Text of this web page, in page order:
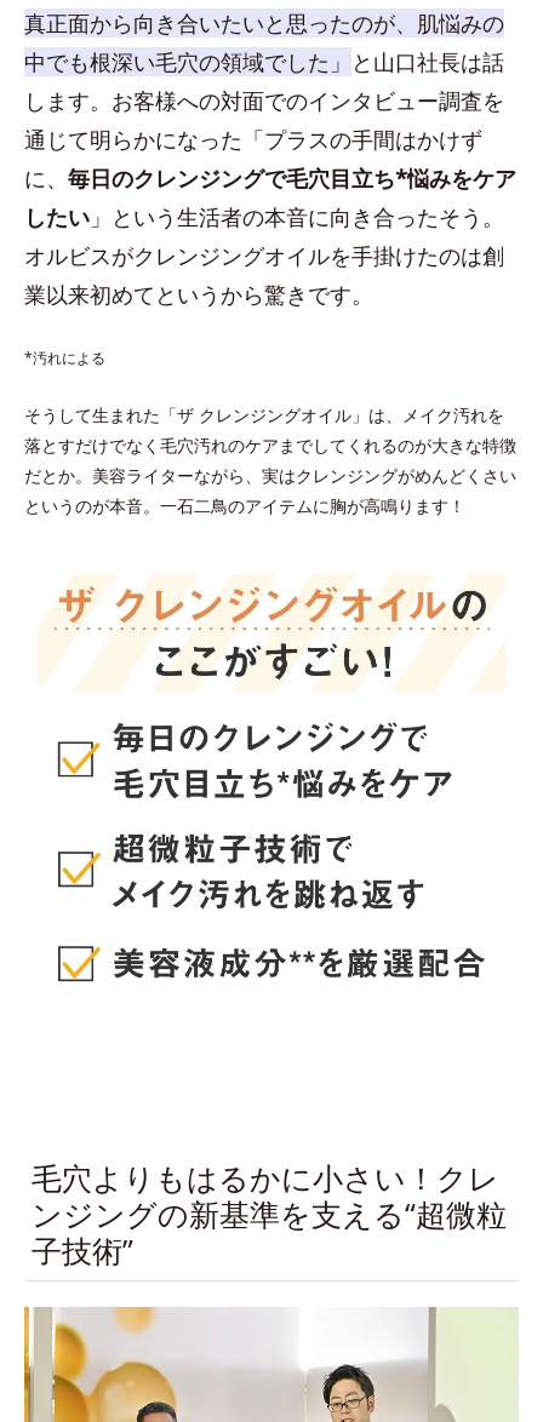
真正面から向き合いたいと思ったのが、肌悩みの
中でも根深い毛穴の領域でした」 と山口社長は話
します。お客様への対面でのインタビュー調査を
通じて明らかになった「プラスの手間はかけず
に、 毎日のクレンジングで毛穴目立ち*悩みをケア
したい 」という生活者の本音に向き合ったそう。
オルビスがクレンジングオイルを手掛けたのは創
業以来初めてというから驚きです。
*汚れによる
そうして生まれた「ザ クレンジングオイル」は、メイク汚れを
落とすだけでなく毛穴汚れのケアまでしてくれるのが大きな特徴
だとか。美容ライターながら、実はクレンジングがめんどくさい
というのが本音。一石二鳥のアイテムに胸が高鳴ります！
毛穴よりもはるかに小さい！クレ
ンジングの新基準を支える“超微粒
子技術”